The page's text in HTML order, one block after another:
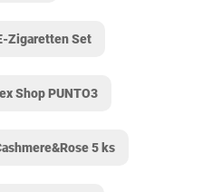
Zigaretten Set
Shop PUNTO3
5 ks